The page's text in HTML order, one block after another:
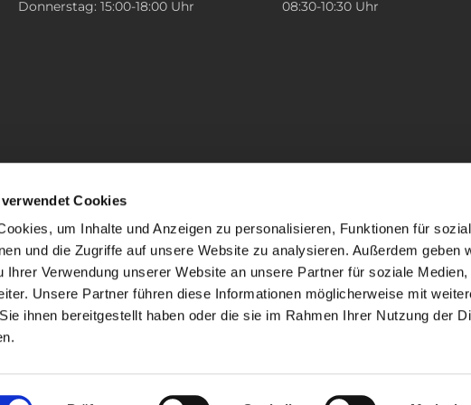
Cookies
um Inhalte und Anzeigen zu personalisieren, Funktionen für
und die Zugriffe auf unsere Website zu analysieren. Außerdem geben
Ihrer Verwendung unserer Website an unsere Partner für soziale Medien,
Unsere Partner führen diese Informationen möglicherweise mit
ihnen bereitgestellt haben oder die sie im Rahmen Ihrer Nutzung der
Donnerstag: 15:00-18:00 Uhr
08:30-10:30 Uhr
Impressum Datenschutzerklärung ChurchDesk-